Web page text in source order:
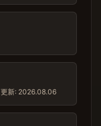
更新: 2026.08.06